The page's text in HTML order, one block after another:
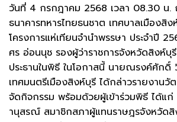
วันที่ 4 กรกฎาคม 2568 เวลา 08.30 น
ธนาคารทหารไทยธนชาต เทศบาลเมืองสิ
โครงการแห่เทียนจำนำพรรษา ประจำปี
ศร อ่อนนุช รองผู้ว่าราชการจังหวัดสิงห์บุรี
ประธานในพิธี ในโอกาสนี้ นายณรงค์ศักดิ์
เทศมนตรีเมืองสิงห์บุรี ได้กล่าวรายงานวั
จัดกิจกรรม พร้อมด้วยผู้เข้าร่วมพิธี ได้แ
านุสรณ์ สมาชิกสภาผู้แทนราษฎรจังหวัด